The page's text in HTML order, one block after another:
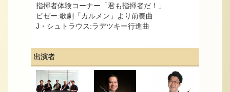
指揮者体験コーナー「君も指揮者だ！」
ビゼー:歌劇「カルメン」より前奏曲
J・シュトラウス:ラデツキー行進曲
出演者